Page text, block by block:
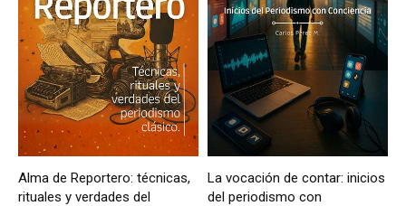
Alma de Reportero: técnicas,
rituales y verdades del
La vocación de contar: inicios
del periodismo con